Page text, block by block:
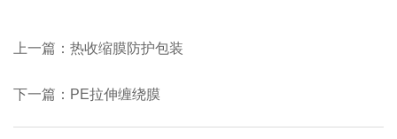
上一篇：热收缩膜防护包装
下一篇：PE拉伸缠绕膜